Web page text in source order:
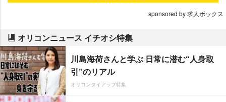
sponsored by 求人ボックス
オリコンニュース イチオシ特集
川島海荷さんと学ぶ 日常に潜む“人身取
引”のリアル
オリコンタイアップ特集